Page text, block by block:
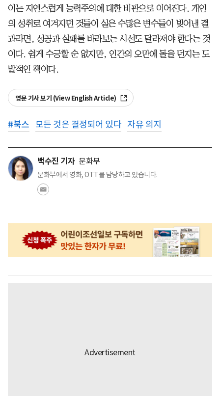
이는 자연스럽게 능력주의에 대한 비판으로 이어진다. 개인
의 성취로 여겨지던 것들이 실은 수많은 변수들이 빚어낸 결
과라면, 성공과 실패를 바라보는 시선도 달라져야 한다는 것
이다. 쉽게 수긍할 순 없지만, 인간의 오만에 돌을 던지는 도
발적인 책이다.
영문 기사 보기 (View English Article)
#북스 모든 것은 결정되어 있다 자유 의지
백수진 기자 문화부
문화부에서 영화, OTT를 담당하고 있습니다.